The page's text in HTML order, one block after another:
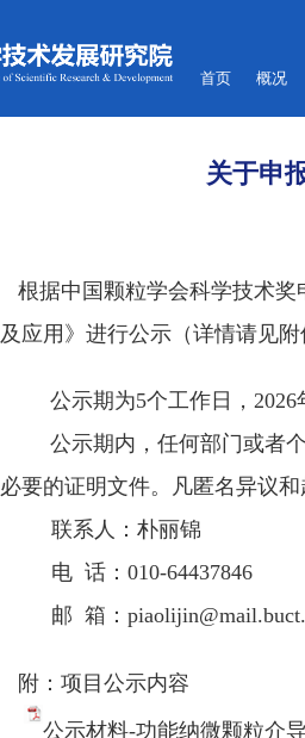
首页 概况
关于申
根据中国颗粒学会科学技术奖
及应用》进行公示（详情请见附
公示期为5个工作日，2026
公示期内，任何部门或者
必要的证明文件。凡匿名异议和
联系人：朴丽锦
电 话：010-64437846
邮 箱：
附：项目公示内容
公示材料-功能纳微颗粒介